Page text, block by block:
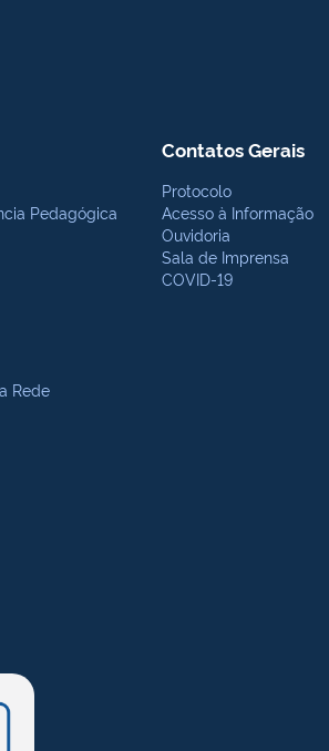
Pedagógica
Rede
Contatos Gerais
Protocolo
Acesso à Informação
Ouvidoria
Sala de Imprensa
COVID-19